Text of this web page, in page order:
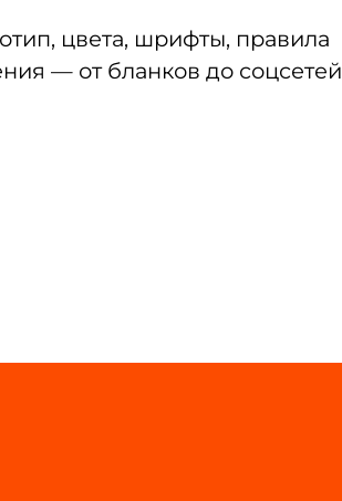
цвета, шрифты, правила
— от бланков до соцсетей